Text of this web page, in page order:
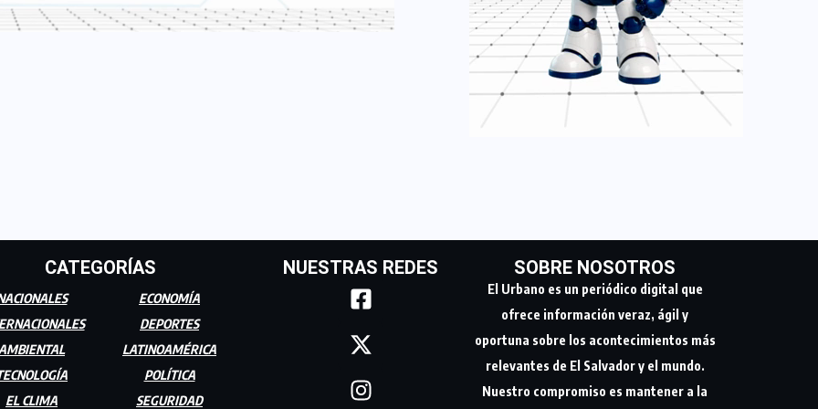
CATEGORÍAS
EL CLIMA
ECONOMÍA
DEPORTES
LATINOAMÉRICA
POLÍTICA
SEGURIDAD
NUESTRAS REDES SOBRE NOSOTROS
El Urbano es un periódico digital que
ofrece información veraz, ágil y
oportuna sobre los acontecimientos más
relevantes de El Salvador y el mundo.
Nuestro compromiso es mantener a la